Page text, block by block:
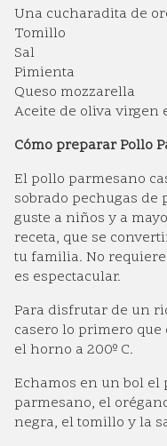
Una cucharadita de
Tomillo
Sal
Pimienta
Queso mozzarella
Aceite de oliva virgen
Cómo preparar Pollo
El pollo parmesano
sobrado pechugas de
guste a niños y a
receta, que se
tu familia. No
es espectacular.
Para disfrutar de un
casero lo primero
el horno a 200º C.
Echamos en un bol el
parmesano, el
negra, el tomillo y la